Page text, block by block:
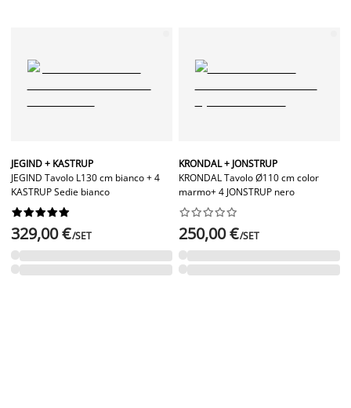
JEGIND + KASTRUP
JEGIND Tavolo L130 cm bianco + 4
KASTRUP Sedie bianco






329,00 €/SET
KRONDAL + JONSTRUP
KRONDAL Tavolo Ø110 cm color
marmo+ 4 JONSTRUP nero






250,00 €/SET